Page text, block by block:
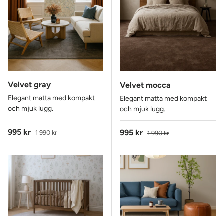
Velvet gray
Elegant matta med kompakt
och mjuk lugg.
Reapris
995 kr Ordinarie pris
1 990 kr
Velvet mocca
Elegant matta med kompakt
och mjuk lugg.
Reapris
995 kr Ordinarie pris
1 990 kr